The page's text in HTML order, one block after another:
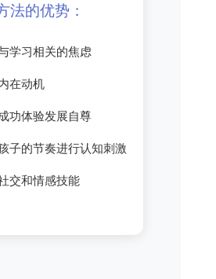
法的优势：
学习相关的焦虑
在动机
功体验发展自尊
子的节奏进行认知刺激
交和情感技能